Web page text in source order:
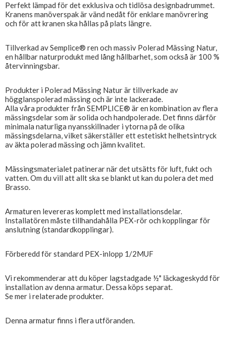
Perfekt lämpad för det exklusiva och tidlösa designbadrummet.
Kranens manöverspak är vänd nedåt för enklare manövrering
och för att kranen ska hållas på plats längre.
Tillverkad av Semplice® ren och massiv Polerad Mässing Natur,
en hållbar naturprodukt med lång hållbarhet, som också är 100 %
återvinningsbar.
Produkter i Polerad Mässing Natur är tillverkade av
högglanspolerad mässing och är inte lackerade.
Alla våra produkter från SEMPLICE® är en kombination av flera
mässingsdelar som är solida och handpolerade. Det finns därför
minimala naturliga nyansskillnader i ytorna på de olika
mässingsdelarna, vilket säkerställer ett estetiskt helhetsintryck
av äkta polerad mässing och jämn kvalitet.
Mässingsmaterialet patinerar när det utsätts för luft, fukt och
vatten. Om du vill att allt ska se blankt ut kan du polera det med
Brasso.
Armaturen levereras komplett med installationsdelar.
Installatören måste tillhandahålla PEX-rör och kopplingar för
anslutning (standardkopplingar).
Förberedd för standard PEX-inlopp 1/2MUF
Vi rekommenderar att du köper lagstadgade ½" läckageskydd för
installation av denna armatur. Dessa köps separat.
Se mer i relaterade produkter.
Denna armatur finns i flera utföranden.